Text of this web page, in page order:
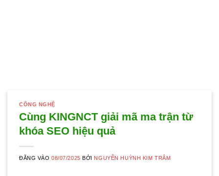
CÔNG NGHỆ
Cùng KINGNCT giải mã ma trận từ
khóa SEO hiệu quả
ĐĂNG VÀO08/07/2025 BỞI NGUYỄN HUỲNH KIM TRÂM